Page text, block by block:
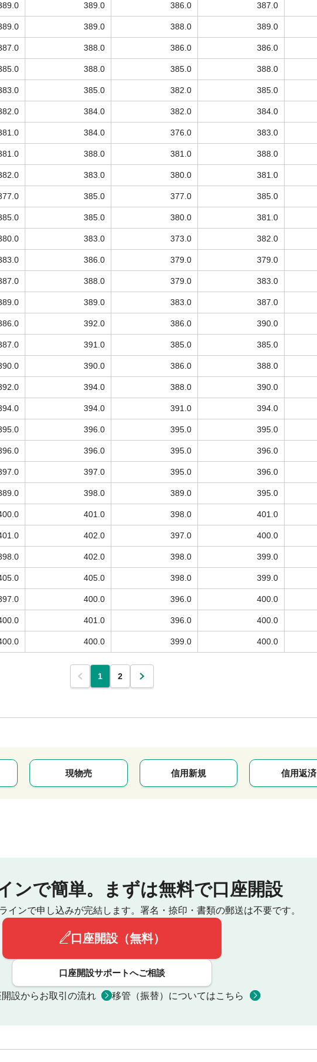
389.0 386.0 387.0
389.0 388.0 389.0
388.0 386.0 386.0
388.0 385.0 388.0
385.0 382.0 385.0
384.0 382.0 384.0
384.0 376.0 383.0
388.0 381.0 388.0
383.0 380.0 381.0
385.0 377.0 385.0
385.0 380.0 381.0
383.0 373.0 382.0
386.0 379.0 379.0
388.0 379.0 383.0
389.0 383.0 387.0
392.0 386.0 390.0
391.0 385.0 385.0
390.0 386.0 388.0
394.0 388.0 390.0
394.0 391.0 394.0
396.0 395.0 395.0
396.0 395.0 396.0
397.0 395.0 396.0
398.0 389.0 395.0
401.0 398.0 401.0
402.0 397.0 400.0
402.0 398.0 399.0
405.0 398.0 399.0
400.0 396.0 400.0
401.0 396.0 400.0
400.0 399.0 400.0
1 2
現物売 信用新規 信用返済
ンで簡単。 まずは無料で口座開設
インで申し込みが完結します。 署名・捺印・書類の郵送は不要です。
口座開設（無料）
口座開設サポートへご相談
開設からお取引の流れ 移管（振替）についてはこちら